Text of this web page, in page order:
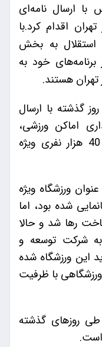
با ارسال نامه‌ای
اقدام کرد.با
استقلال به بخش
خود به
هستند.
گذشته با ارسال
اماکن ورزشی،
خواستار خرید ورزشگاه نیمه کاره 40 هزار نفری ویژه
ورزشگاه ویژه
شده بود، اما
رها شد و حالا
شرکت توسعه و
این ورزشگاه شده
با ظرفیت
طی روزهای گذشته
است.